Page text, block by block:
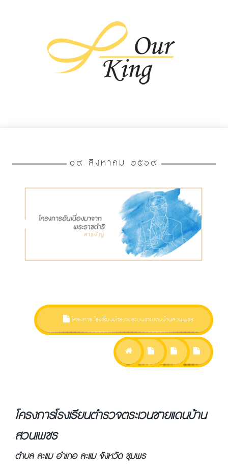
๐๙ สิงหาคม ๒๕๖๙
โครงการ โรงเรียนตำรวจตระเวนชายแดนบ้านสวนเพชร
โครงการ โรงเรียนตำรวจตระเวนชายแดนบ้าน
สวนเพชร
ตำบล ละแม อำเภอ ละแม จังหวัด ชุมพร